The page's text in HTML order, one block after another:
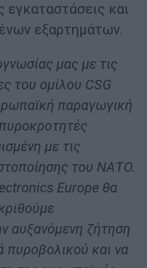
εγκαταστάσεις και
εξαρτημάτων.
μας με τις
του ομίλου CSG
παραγωγική
με τις
του ΝΑΤΟ.
Europe θα
αυξανόμενη ζήτηση
πυροβολικού και να